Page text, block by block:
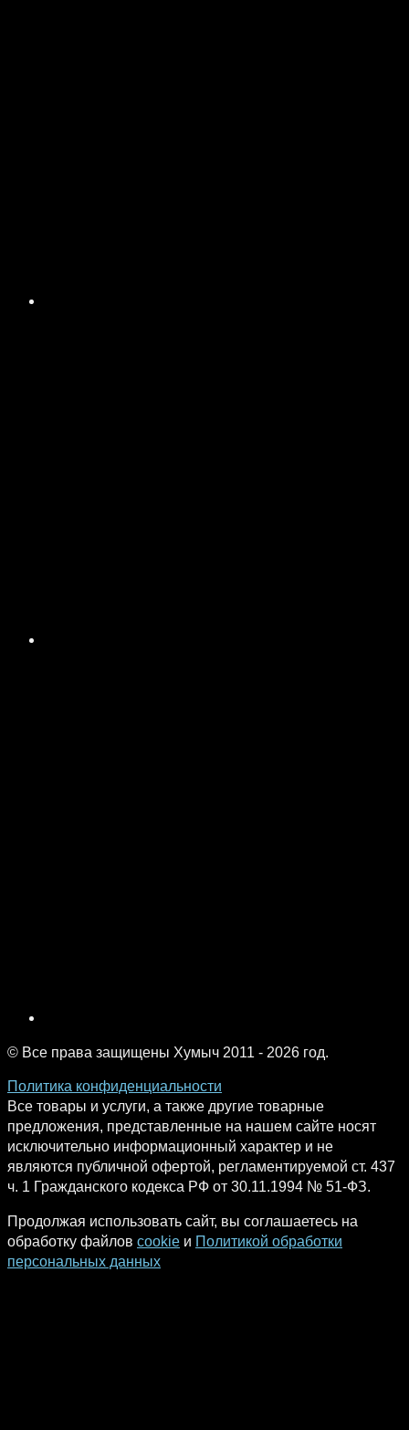
© Все права защищены Хумыч 2011 - 2026 год.
Политика конфиденциальности
Все товары и услуги, а также другие товарные
предложения, представленные на нашем сайте носят
исключительно информационный характер и не
являются публичной офертой, регламентируемой ст. 437
ч. 1 Гражданского кодекса РФ от 30.11.1994 № 51-ФЗ.
Продолжая использовать сайт, вы соглашаетесь на
обработку файлов cookie и Политикой обработки
персональных данных